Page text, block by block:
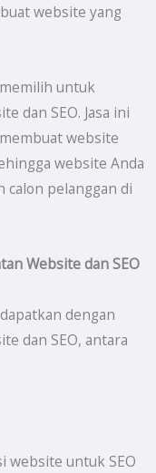
website yang
untuk
dan SEO. Jasa ini
website
website Anda
calon pelanggan di
Website dan SEO
dengan
dan SEO, antara
website untuk SEO